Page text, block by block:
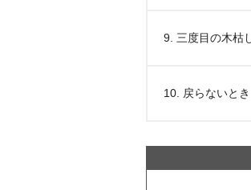
9. 三度目の木枯
10. 戻らないとき